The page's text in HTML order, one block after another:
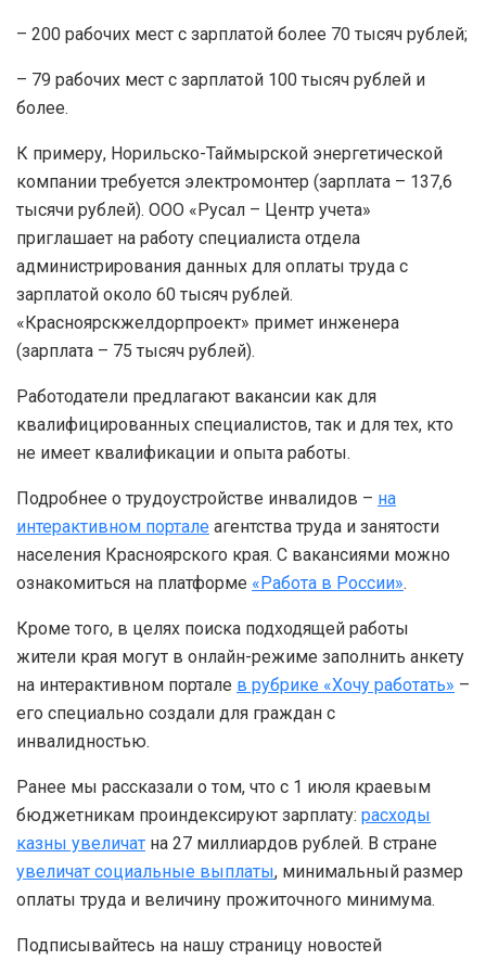
– 200 рабочих мест с зарплатой более 70 тысяч рублей;
– 79 рабочих мест с зарплатой 100 тысяч рублей и
более.
К примеру, Норильско-Таймырской энергетической
компании требуется электромонтер (зарплата – 137,6
тысячи рублей). ООО «Русал – Центр учета»
приглашает на работу специалиста отдела
администрирования данных для оплаты труда с
зарплатой около 60 тысяч рублей.
«Красноярскжелдорпроект» примет инженера
(зарплата – 75 тысяч рублей).
Работодатели предлагают вакансии как для
квалифицированных специалистов, так и для тех, кто
не имеет квалификации и опыта работы.
Подробнее о трудоустройстве инвалидов – на
интерактивном портале агентства труда и занятости
населения Красноярского края. С вакансиями можно
ознакомиться на платформе «Работа в России».
Кроме того, в целях поиска подходящей работы
жители края могут в онлайн-режиме заполнить анкету
на интерактивном портале в рубрике «Хочу работать» –
его специально создали для граждан с
инвалидностью.
Ранее мы рассказали о том, что с 1 июля краевым
бюджетникам проиндексируют зарплату: расходы
казны увеличат на 27 миллиардов рублей. В стране
увеличат социальные выплаты, минимальный размер
оплаты труда и величину прожиточного минимума.
Подписывайтесь на нашу страницу новостей